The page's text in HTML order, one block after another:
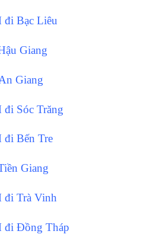
đi Bạc Liêu
Giang
Giang
Sóc Trăng
đi Bến Tre
Giang
đi Trà Vinh
đi Đồng Tháp